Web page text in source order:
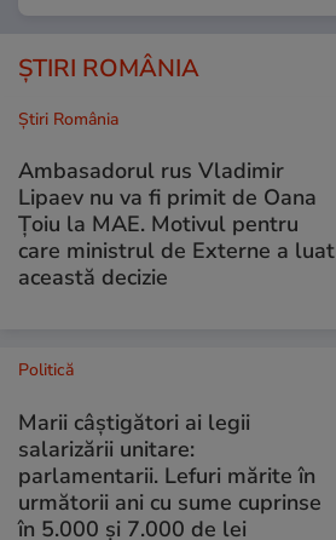
ȘTIRI ROMÂNIA
Știri România
Ambasadorul rus Vladimir
Lipaev nu va fi primit de Oana
Țoiu la MAE. Motivul pentru
care ministrul de Externe a luat
această decizie
Politică
Marii câștigători ai legii
salarizării unitare:
parlamentarii. Lefuri mărite în
următorii ani cu sume cuprinse
în 5.000 și 7.000 de lei